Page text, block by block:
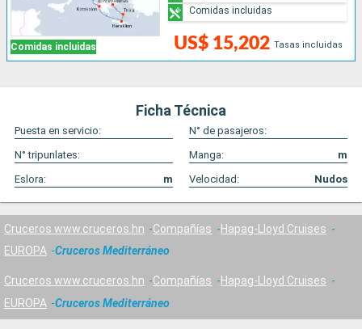
Comidas incluidas US$ 15,202 Tasas incluidas
Comidas incluidas
Ficha Técnica
Puesta en servicio:
N° de pasajeros:
N° tripunlates:
Manga:
m
Eslora:
m Velocidad: Nudos
Cruceros www.cruceros.hn Compañías
Hapag-Lloyd Cruises
EUROPA
Cruceros Mediterráneo
Cruceros www.cruceros.hn Compañías
Hapag-Lloyd Cruises
EUROPA
Cruceros Mediterráneo